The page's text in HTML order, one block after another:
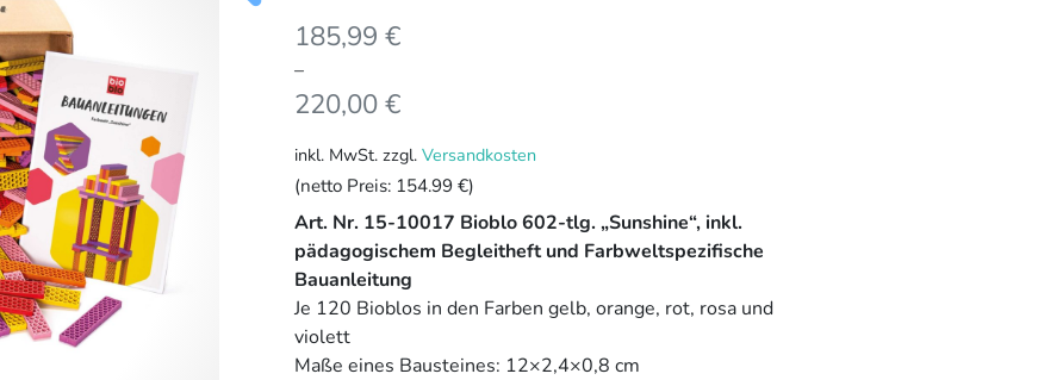
185,99 €
–
220,00€
inkl. MwSt. zzgl. Versandkosten
(netto Preis: 154.99 €)
Art. Nr. 15-10017 Bioblo 602-tlg. „Sunshine“, inkl.
pädagogischem Begleitheft und Farbweltspezifische
Bauanleitung
Je 120 Bioblos in den Farben gelb, orange, rot, rosa und
violett
Maße eines Bausteines: 12×2,4×0,8 cm